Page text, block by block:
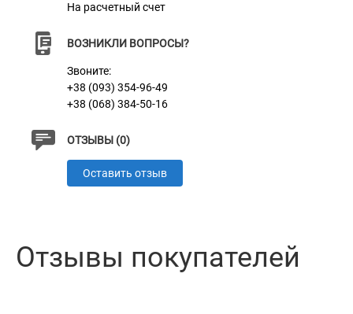
На расчетный счет
ВОЗНИКЛИ ВОПРОСЫ?
Звоните:
+38 (093) 354-96-49
+38 (068) 384-50-16
ОТЗЫВЫ (0)
Оставить отзыв
Отзывы покупателей